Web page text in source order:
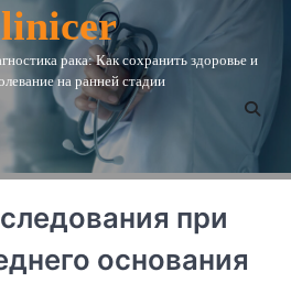
рака: Как сохранить здоровье и
на ранней стадии
при
основания